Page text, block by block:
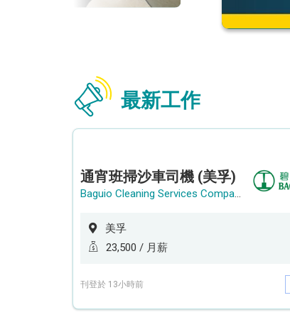
最新工作
通宵班掃沙車司機 (美孚)
Baguio Cleaning Services Company Limited
美孚
23,500 / 月薪
刊登於 13小時前